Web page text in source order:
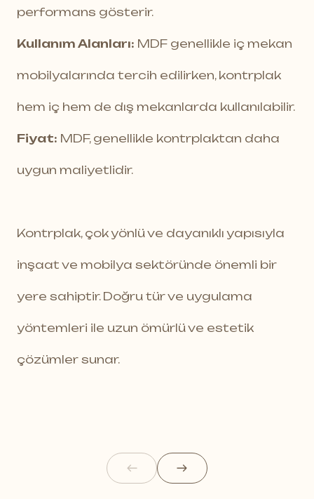
performans gösterir.
Kullanım Alanları: MDF genellikle iç mekan
mobilyalarında tercih edilirken, kontrplak
hem iç hem de dış mekanlarda kullanılabilir.
Fiyat: MDF, genellikle kontrplaktan daha
uygun maliyetlidir.
Kontrplak, çok yönlü ve dayanıklı yapısıyla
inşaat ve mobilya sektöründe önemli bir
yere sahiptir. Doğru tür ve uygulama
yöntemleri ile uzun ömürlü ve estetik
çözümler sunar.